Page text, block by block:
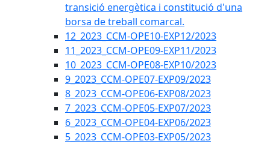
transició energètica i constitució d'una
borsa de treball comarcal.
12_2023_CCM-OPE10-EXP12/2023
11_2023_CCM-OPE09-EXP11/2023
10_2023_CCM-OPE08-EXP10/2023
9_2023_CCM-OPE07-EXP09/2023
8_2023_CCM-OPE06-EXP08/2023
7_2023_CCM-OPE05-EXP07/2023
6_2023_CCM-OPE04-EXP06/2023
5_2023_CCM-OPE03-EXP05/2023